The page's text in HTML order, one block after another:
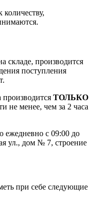
складе, производится
поступления
производится ТОЛЬКО
не менее, чем за 2 часа
ежедневно с 09:00 до
ул., дом № 7, строение
при себе следующие